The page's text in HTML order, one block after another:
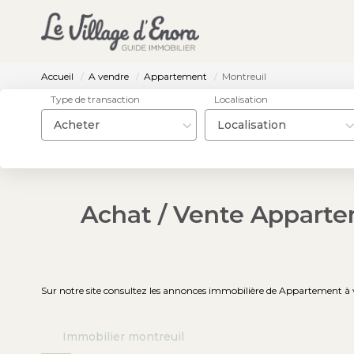
Accueil A vendre Appartement Montreuil
Acheter
Type de transaction
Localisation
Localisation
Achat / Vente
Sur notre site consultez les annonces immobilière de Appartement
Immobilier montreuil